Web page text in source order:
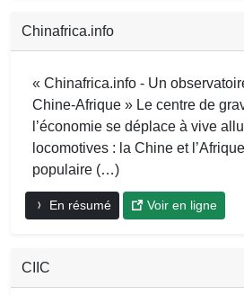
Chinafrica.info
« Chinafrica.info - Un
Chine-Afrique » Le centre de
l’économie se déplace à vive
locomotives : la Chine et
populaire (…)
En résumé Voir en ligne
CIIC